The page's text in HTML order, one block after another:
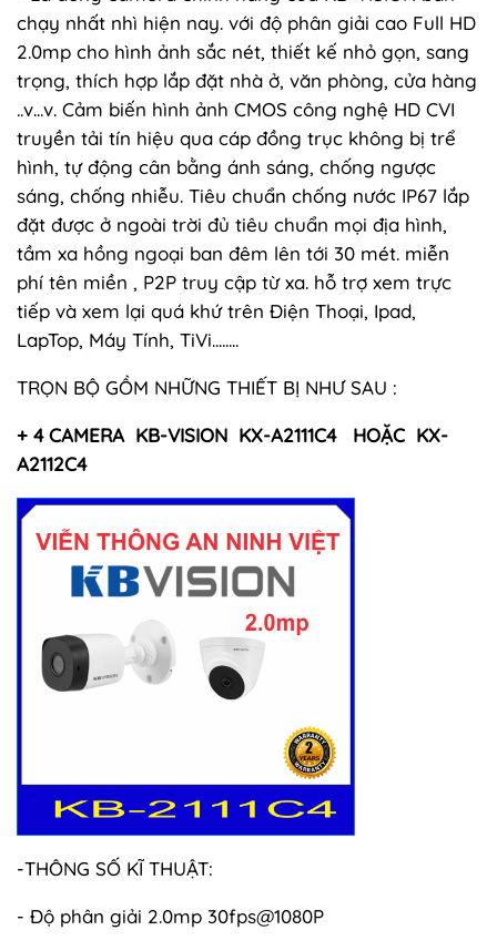
chạy nhất nhì hiện nay. với độ phân giải cao Full HD
2.0mp cho hình ảnh sắc nét, thiết kế nhỏ gọn, sang
trọng, thích hợp lắp đặt nhà ở, văn phòng, cửa hàng
..v...v. Cảm biến hình ảnh CMOS công nghệ HD CVI
truyền tải tín hiệu qua cáp đồng trục không bị trể
hình, tự động cân bằng ánh sáng, chống ngược
sáng, chống nhiễu. Tiêu chuẩn chống nước IP67 lắp
đặt được ở ngoài trời đủ tiêu chuẩn mọi địa hình,
tầm xa hồng ngoại ban đêm lên tới 30 mét. miễn
phí tên miền , P2P truy cập từ xa. hỗ trợ xem trực
tiếp và xem lại quá khứ trên Điện Thoại, Ipad,
LapTop, Máy Tính, TiVi........
TRỌN BỘ GỒM NHỮNG THIẾT BỊ NHƯ SAU :
+ 4 CAMERA KB-VISION KX-A2111C4 HOẶC KX-
A2112C4
-THÔNG SỐ KĨ THUẬT:
- Độ phân giải 2.0mp 30fps@1080P